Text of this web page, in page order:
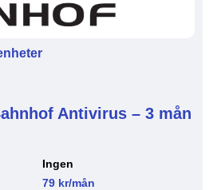
Antivirus – 3 mån
Ingen
79 kr/mån